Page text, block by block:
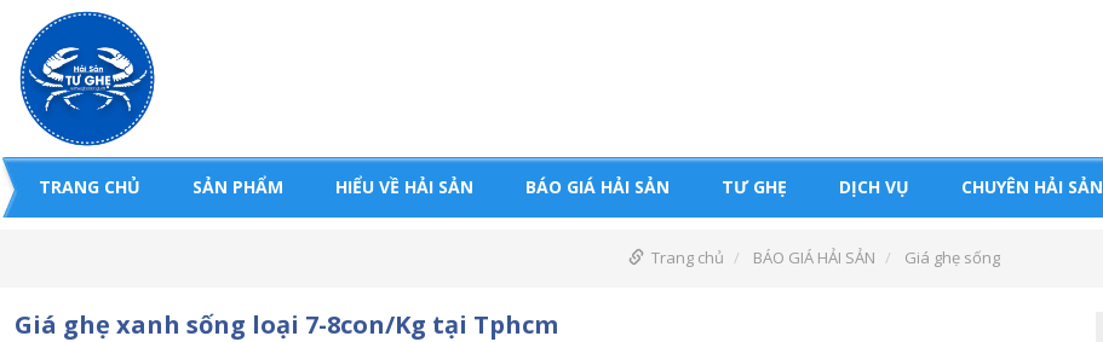
TRANG CHỦ SẢN PHẨM HIỂU VỀ HẢI SẢN BÁO GIÁ HẢI SẢN TƯ GHẸ DỊCH VỤ CHUYÊN HẢI SẢN
Trang chủ BÁO GIÁ HẢI SẢN Giá ghẹ sống
Giá ghẹ xanh sống loại 7-8con/Kg tại Tphcm